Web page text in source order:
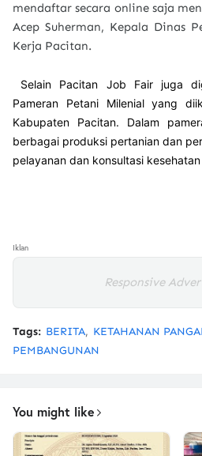
mendaftar secara online saja
Acep Suherman, Kepala Dinas
Kerja Pacitan.
Selain Pacitan Job Fair juga
Pameran Petani Milenial yang
Kabupaten Pacitan. Dalam
berbagai produksi pertanian dan
pelayanan dan konsultasi
Iklan
Responsive
Tags: BERITA KETAHANAN
PEMBANGUNAN
You might like